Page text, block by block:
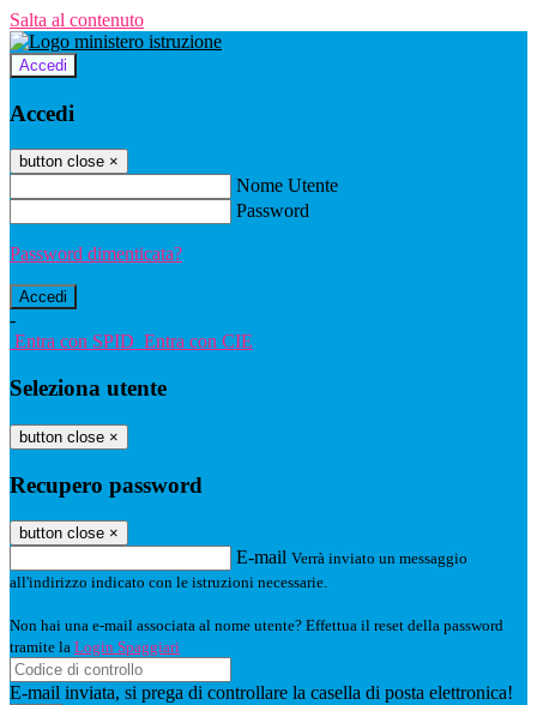
Salta al contenuto
Accedi
Accedi
button close ×
Nome Utente
Password
Password dimenticata?
-
Entra con SPID Entra con CIE
Seleziona utente
button close ×
Recupero password
button close ×
E-mail Verrà inviato un messaggio
all'indirizzo indicato con le istruzioni necessarie.
Non hai una e-mail associata al nome utente? Effettua il reset della password
tramite la Login Spaggiari
E-mail inviata, si prega di controllare la casella di posta elettronica!